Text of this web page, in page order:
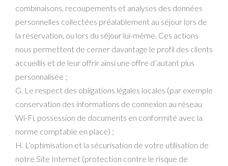
combinaisons, recoupements et analyses des données
personnelles collectées préalablement au séjour lors de
la réservation, ou lors du séjour lui-même. Ces actions
nous permettent de cerner davantage le profil des clients
accueillis et de leur offrir ainsi une offre d’autant plus
personnalisée ;
G. Le respect des obligations légales locales (par exemple
conservation des informations de connexion au réseau
Wi-Fi, possession de documents en conformité avec la
norme comptable en place) ;
H. L’optimisation et la sécurisation de votre utilisation de
notre Site Internet (protection contre le risque de